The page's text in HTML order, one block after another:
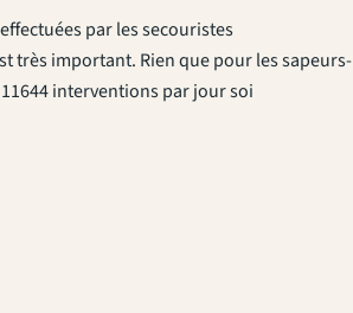
par les secouristes
très important. Rien que pour les sapeurs-
interventions par jour soi